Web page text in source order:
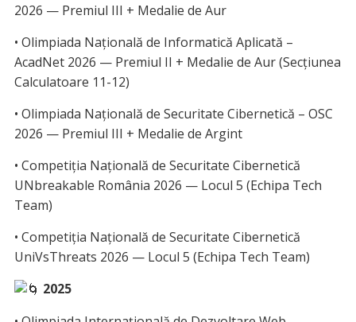
2026 — Premiul III + Medalie de Aur
• Olimpiada Națională de Informatică Aplicată –
AcadNet 2026 — Premiul II + Medalie de Aur (Secțiunea
Calculatoare 11-12)
• Olimpiada Națională de Securitate Cibernetică – OSC
2026 — Premiul III + Medalie de Argint
• Competiția Națională de Securitate Cibernetică
UNbreakable România 2026 — Locul 5 (Echipa Tech
Team)
• Competiția Națională de Securitate Cibernetică
UniVsThreats 2026 — Locul 5 (Echipa Tech Team)
2025